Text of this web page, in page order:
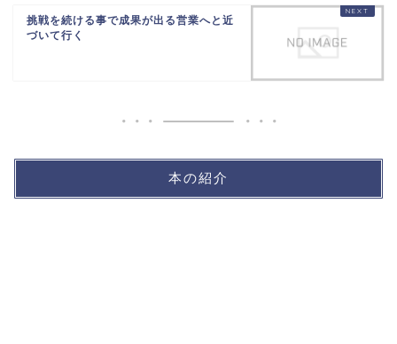
挑戦を続ける事で成果が出る営業へと近
づいて行く
本の紹介